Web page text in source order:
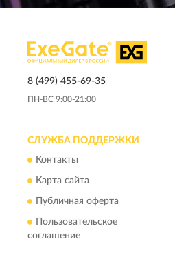
8 (499) 455-69-35
ПН-ВС 9:00-21:00
СЛУЖБА ПОДДЕРЖКИ
Контакты
Карта сайта
Публичная оферта
Пользовательское
соглашение